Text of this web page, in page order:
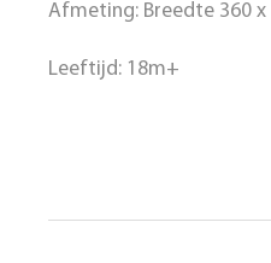
Afmeting: Breedte 360
Leeftijd: 18m+